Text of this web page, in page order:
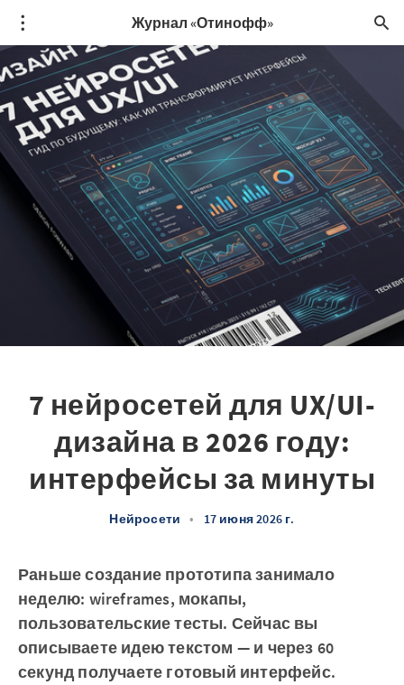
Журнал «Отинофф»
7 нейросетей для UX/UI-
дизайна в 2026 году:
интерфейсы за минуты
Нейросети • 17 июня 2026 г.
Раньше создание прототипа занимало
неделю: wireframes, мокапы,
пользовательские тесты. Сейчас вы
описываете идею текстом — и через 60
секунд получаете готовый интерфейс.